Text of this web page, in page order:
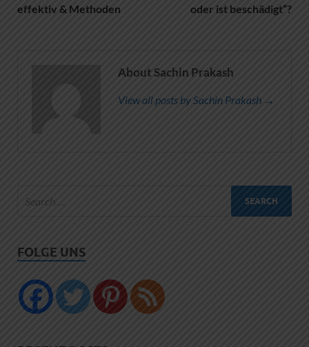
effektiv & Methoden
oder ist beschädigt“?
About Sachin Prakash
View all posts by Sachin Prakash →
FOLGE UNS